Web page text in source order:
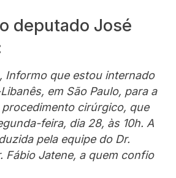
deputado José
Informo que estou internado
em São Paulo, para a
cirúrgico, que
feira, dia 28, às 10h. A
pela equipe do Dr.
Fábio Jatene, a quem confio